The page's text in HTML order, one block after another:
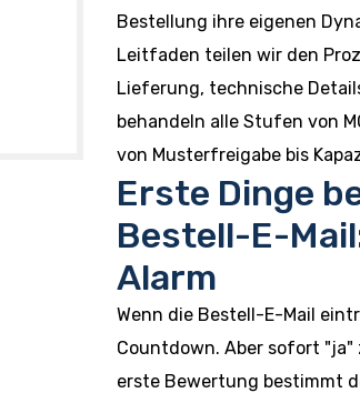
Bestellung ihre eigenen
Leitfaden teilen wir den
Lieferung, technische
behandeln alle Stufen von
von Musterfreigabe bis
Erste Dinge
Bestell-E-
Alarm
Wenn die Bestell-E-Mail
Countdown. Aber sofort
erste Bewertung bestimmt